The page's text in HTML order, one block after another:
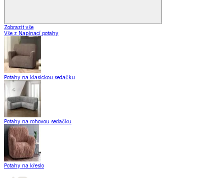
Zobrazit vše
Vše z Napínací potahy
Potahy na klasickou sedačku
Potahy na rohovou sedačku
Potahy na křeslo